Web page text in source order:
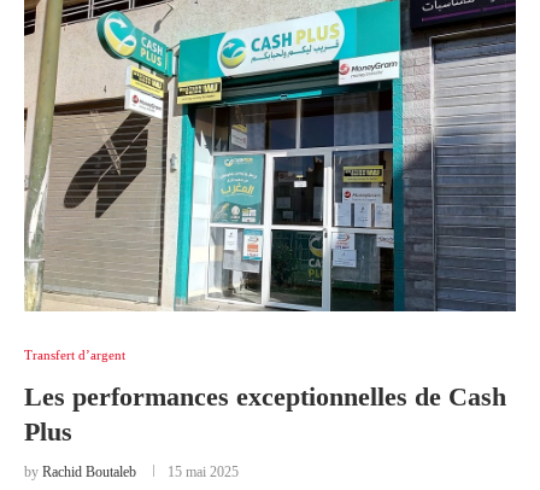
Transfert d’argent
Les performances exceptionnelles de Cash
Plus
by Rachid Boutaleb 15 mai 2025